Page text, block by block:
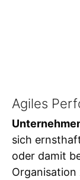
Agiles
sich
oder damit